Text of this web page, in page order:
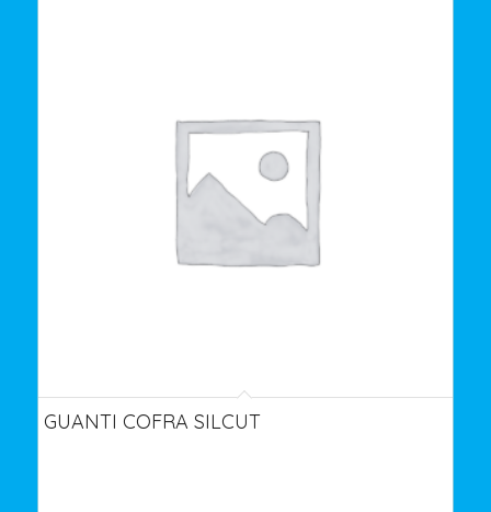
GUANTI COFRA SILCUT